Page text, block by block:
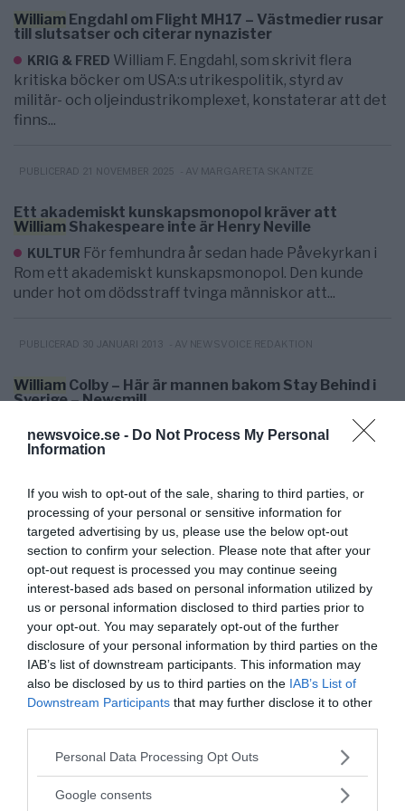
newsvoice.se - Do Not Process My Personal
Information
If you wish to opt-out of the sale, sharing to third parties, or
processing of your personal or sensitive information for
targeted advertising by us, please use the below opt-out
section to confirm your selection. Please note that after your
opt-out request is processed you may continue seeing
interest-based ads based on personal information utilized by
us or personal information disclosed to third parties prior to
your opt-out. You may separately opt-out of the further
disclosure of your personal information by third parties on the
IAB’s list of downstream participants. This information may
also be disclosed by us to third parties on the IAB’s List of
Downstream Participants that may further disclose it to other
Please note that this website/app uses one or more Google
not limited to your visit or usage behaviour. You may click to
Personal Data Processing Opt Outs
Google consents
William Engdahl om Flight MH17 – Västmedier rusar
till slutsatser och citerar nynazister
KRIG & FRED William F. Engdahl, som skrivit flera
kritiska böcker om USA:s utrikespolitik, styrd av
militär- och oljeindustrikomplexet, konstaterar att det
finns...
PUBLICERAD 21 NOVEMBER 2025 - AV MARGARETA SKANTZE
Ett akademiskt kunskapsmonopol kräver att
William Shakespeare inte är Henry Neville
KULTUR För femhundra år sedan hade Påvekyrkan i
Rom ett akademiskt kunskapsmonopol. Den kunde
under hot om dödsstraff tvinga människor att...
PUBLICERAD 30 JANUARI 2013 - AV NEWSVOICE REDAKTION
William Colby – Här är mannen bakom Stay Behind i
Sverige – Newsmill
VÄRLDEN
En av de tre svenska motståndsrörelser
som bildades under kalla krigets dagar, och som
PUBLICERAD 17 OKTOBER 2017 - AV NEWSVOICE REDAKTION
WilliamEngdahl om dolda agendor och geopolitik –
Exklusiv intervju
Professor F. William Engdahl berättar i
denna exklusiva intervju för NewsVoice läsare om
dolda agendor bakom den rådande geopolitiken i...
PUBLICERAD 28 AUGUSTI 2023 - AV UNDERHÅLLNING @NEWSVOICE
Hitta bästa casino utan licens med hjälp av
Att hitta bra casino utan licens är
inte helt enkelt. Det finns en uppsjö av sidor som listar